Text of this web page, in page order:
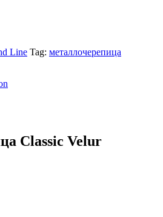
Line Tag: металлочерепица
Classic Velur